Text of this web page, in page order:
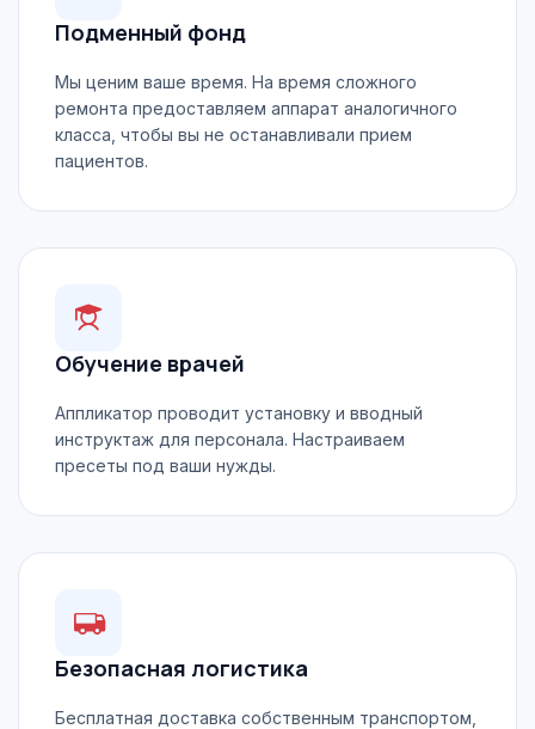
Подменный фонд
Мы ценим ваше время. На время сложного
ремонта предоставляем аппарат аналогичного
класса, чтобы вы не останавливали прием
пациентов.
Обучение врачей
Аппликатор проводит установку и вводный
инструктаж для персонала. Настраиваем
пресеты под ваши нужды.
Безопасная логистика
Бесплатная доставка собственным транспортом,